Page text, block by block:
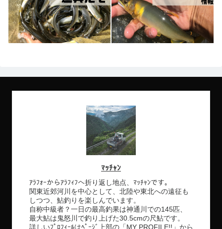
ﾏｯﾁｬﾝ
ｱﾗﾌｫｰからｱﾗﾌｨﾌへ折り返し地点、ﾏｯﾁｬﾝです。
関東近郊河川を中心として、北陸や東北への遠征も
しつつ、鮎釣りを楽しんでいます。
自称中級者？一日の最高釣果は神通川での145匹、
最大鮎は鬼怒川で釣り上げた30.5cmの尺鮎です。
詳しいﾌﾟﾛﾌｨｰﾙはﾍﾟｰｼﾞ上部の「MY PROFILE!!」から